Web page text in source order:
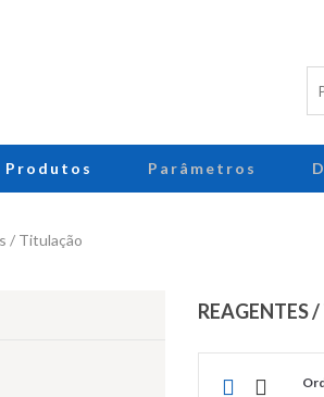
Produtos Parâmetros
/ Titulação
REAGENTES